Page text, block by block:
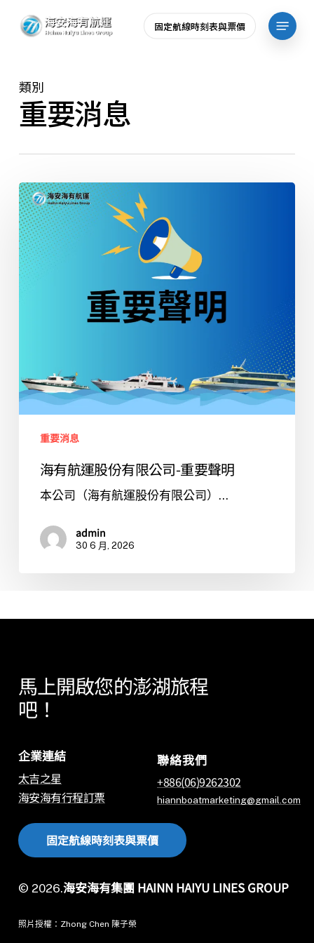
固定航線時刻表與票價
Menu
類別
重要消息
海
有
航
運
股
份
要
重要消息
海有航運股份有限公司-重要聲明
本公司（海有航運股份有限公司）...
admin
30 6 月, 2026
馬上開啟您的澎湖旅程
吧！
企業連結
太吉之星
海安海有行程訂票
聯絡我們
+886(06)9262302
hiannboatmarketing@gmail.com
固定航線時刻表與票價
© 2026.海安海有集團 HAINN HAIYU LINES GROUP
照片授權：Zhong Chen 陳子榮